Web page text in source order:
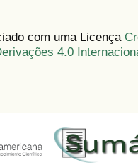
com uma Licença
4.0